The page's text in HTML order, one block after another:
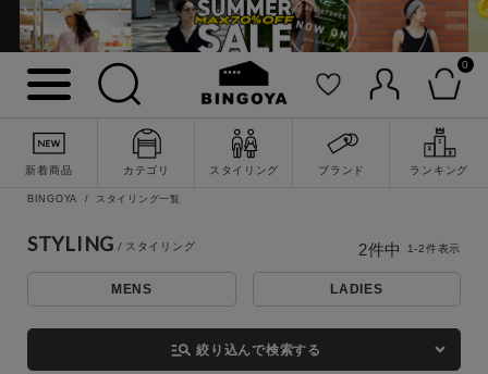
0
新着商品 カテゴリ スタイリング ブランド ランキング
詳細検索
BINGOYA スタイリング一覧
STYLING
MENS LADIES
manage_search 絞り込んで検索する
2件中 1-2件表示